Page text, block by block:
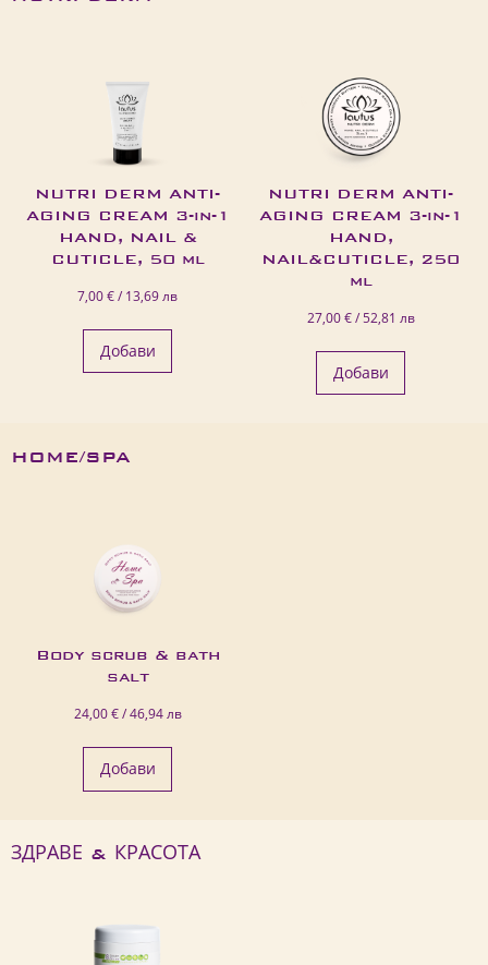
NUTRI DERM ANTI-
AGING CREAM 3-in-1
HAND, NAIL &
CUTICLE, 50 ml
7,00 € / 13,69 лв
Добави
NUTRI DERM ANTI-
AGING CREAM 3-in-1
HAND,
NAIL&CUTICLE, 250
ml
27,00 € / 52,81 лв
Добави
HOME/SPA
Body scrub & bath
salt
24,00 € / 46,94 лв
Добави
ЗДРАВЕ & КРАСОТА